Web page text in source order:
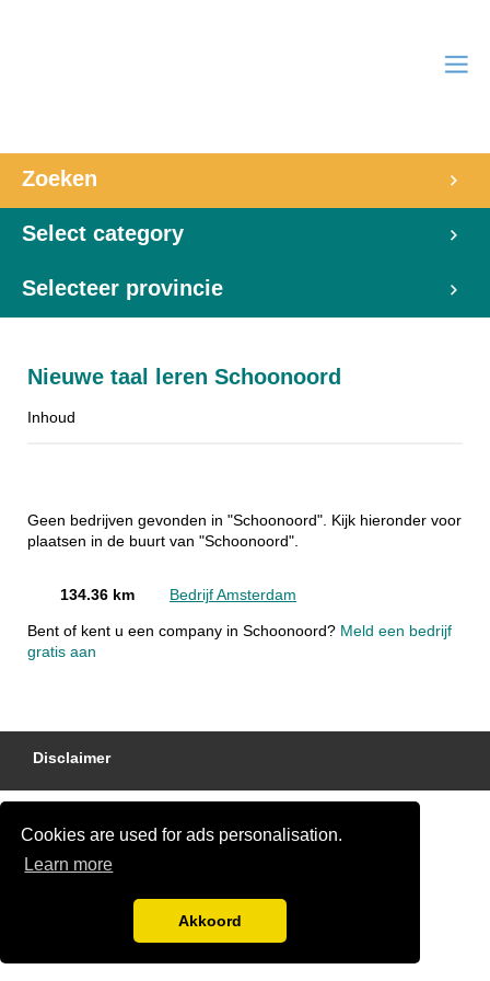
Cookies are used for ads personalisation.
Learn more
Akkoord
Zoeken
Select category
Selecteer provincie
Nieuwe taal leren Schoonoord
Inhoud
Geen bedrijven gevonden in "Schoonoord". Kijk hieronder voor
plaatsen in de buurt van "Schoonoord".
134.36 km Bedrijf Amsterdam
Bent of kent u een company in Schoonoord? Meld een bedrijf
gratis aan
Disclaimer